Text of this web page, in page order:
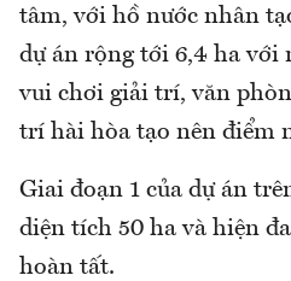
tâm, với hồ nước nhân
dự án rộng tới 6,4 ha với
vui chơi giải trí, văn
trí hài hòa tạo nên điểm
Giai đoạn 1 của dự án
diện tích 50 ha và hiện
hoàn tất.